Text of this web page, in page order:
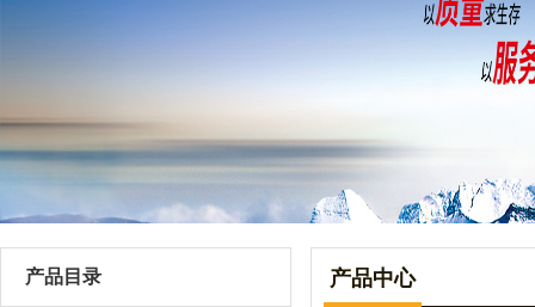
产品目录 产品中心